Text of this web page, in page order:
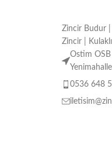
Zincir Budur
Zincir |
Ostim
0536 648